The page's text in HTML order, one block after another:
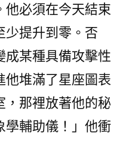
他必須在今天結束
少提升到零。否
成某種具備攻擊性
他堆滿了星座圖表
，那裡放著他的秘
學輔助儀！」他衝